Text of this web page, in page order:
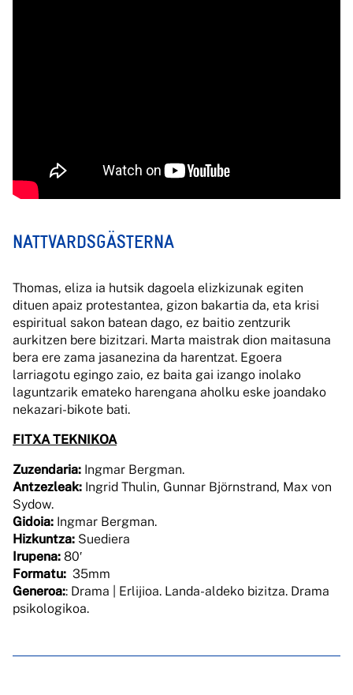
NATTVARDSGÄSTERNA
Thomas, eliza ia hutsik dagoela elizkizunak egiten
dituen apaiz protestantea, gizon bakartia da, eta krisi
espiritual sakon batean dago, ez baitio zentzurik
aurkitzen bere bizitzari. Marta maistrak dion maitasuna
bera ere zama jasanezina da harentzat. Egoera
larriagotu egingo zaio, ez baita gai izango inolako
laguntzarik emateko harengana aholku eske joandako
nekazari-bikote bati.
FITXA TEKNIKOA
Zuzendaria: Ingmar Bergman.
Antzezleak: Ingrid Thulin, Gunnar Björnstrand, Max von
Sydow.
Gidoia: Ingmar Bergman.
Hizkuntza: Suediera
Irupena: 80′
Formatu: 35mm
Generoa:: Drama | Erlijioa. Landa-aldeko bizitza. Drama
psikologikoa.